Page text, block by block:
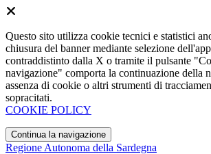
Questo sito utilizza cookie tecnici e statistici
chiusura del banner mediante selezione
contraddistinto dalla X o tramite il pulsante
navigazione" comporta la continuazione della
assenza di cookie o altri strumenti di
sopracitati.
COOKIE POLICY
Continua la navigazione
Regione Autonoma della Sardegna